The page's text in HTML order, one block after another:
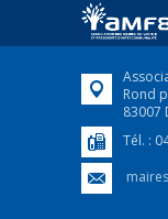
Rond
83007
Tél. :